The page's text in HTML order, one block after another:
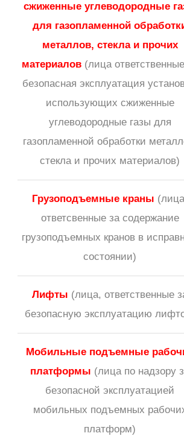
сжиженные углеводородные
для газопламенной
металлов, стекла и прочих
материалов (лица
безопасная эксплуатация
использующих сжиженные
углеводородные газы для
газопламенной обработки
стекла и прочих материалов)
Грузоподъемные краны
ответсвенные за содержание
грузоподъемных кранов в
состоянии)
Лифты (лица, ответственные
безопасную эксплуатацию
Мобильные подъемные
платформы (лица по надзору
безопасной эксплуатацией
мобильных подъемных
платформ)